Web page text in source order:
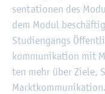
sen­ta­tio­nen des
dem Modul
Stu­di­en­gangs
kom­mu­ni­ka­ti­on mit
ten mehr über Ziele,